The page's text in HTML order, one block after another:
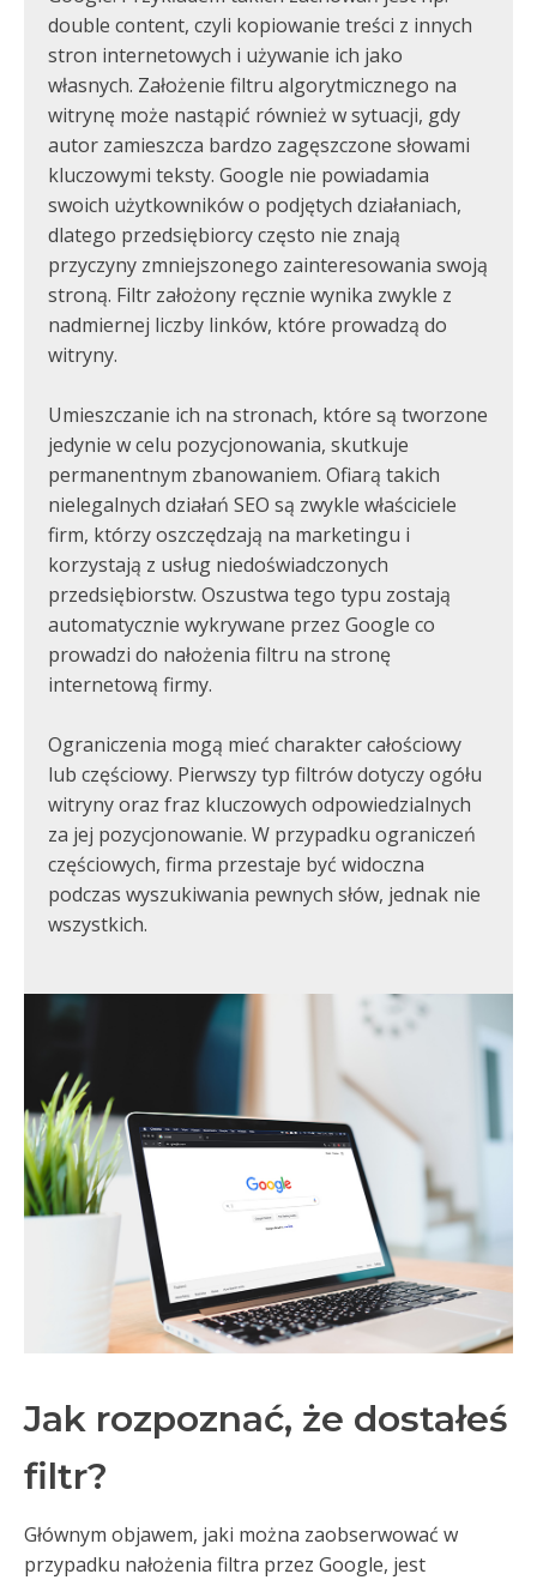
double content, czyli kopiowanie treści z innych
stron internetowych i używanie ich jako
własnych. Założenie filtru algorytmicznego na
witrynę może nastąpić również w sytuacji, gdy
autor zamieszcza bardzo zagęszczone słowami
kluczowymi teksty. Google nie powiadamia
swoich użytkowników o podjętych działaniach,
dlatego przedsiębiorcy często nie znają
przyczyny zmniejszonego zainteresowania swoją
stroną. Filtr założony ręcznie wynika zwykle z
nadmiernej liczby linków, które prowadzą do
witryny.
Umieszczanie ich na stronach, które są tworzone
jedynie w celu pozycjonowania, skutkuje
permanentnym zbanowaniem. Ofiarą takich
nielegalnych działań SEO są zwykle właściciele
firm, którzy oszczędzają na marketingu i
korzystają z usług niedoświadczonych
przedsiębiorstw. Oszustwa tego typu zostają
automatycznie wykrywane przez Google co
prowadzi do nałożenia filtru na stronę
internetową firmy.
Ograniczenia mogą mieć charakter całościowy
lub częściowy. Pierwszy typ filtrów dotyczy ogółu
witryny oraz fraz kluczowych odpowiedzialnych
za jej pozycjonowanie. W przypadku ograniczeń
częściowych, firma przestaje być widoczna
podczas wyszukiwania pewnych słów, jednak nie
wszystkich.
Jak rozpoznać, że dostałeś
filtr?
Głównym objawem, jaki można zaobserwować w
przypadku nałożenia filtra przez Google, jest